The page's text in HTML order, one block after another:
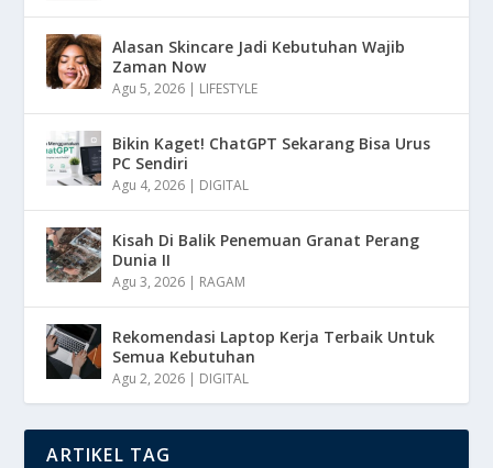
Alasan Skincare Jadi Kebutuhan Wajib
Zaman Now
Agu 5, 2026 | LIFESTYLE
Bikin Kaget! ChatGPT Sekarang Bisa Urus
PC Sendiri
Agu 4, 2026 | DIGITAL
Kisah Di Balik Penemuan Granat Perang
Dunia II
Agu 3, 2026 | RAGAM
Rekomendasi Laptop Kerja Terbaik Untuk
Semua Kebutuhan
Agu 2, 2026 | DIGITAL
ARTIKEL TAG